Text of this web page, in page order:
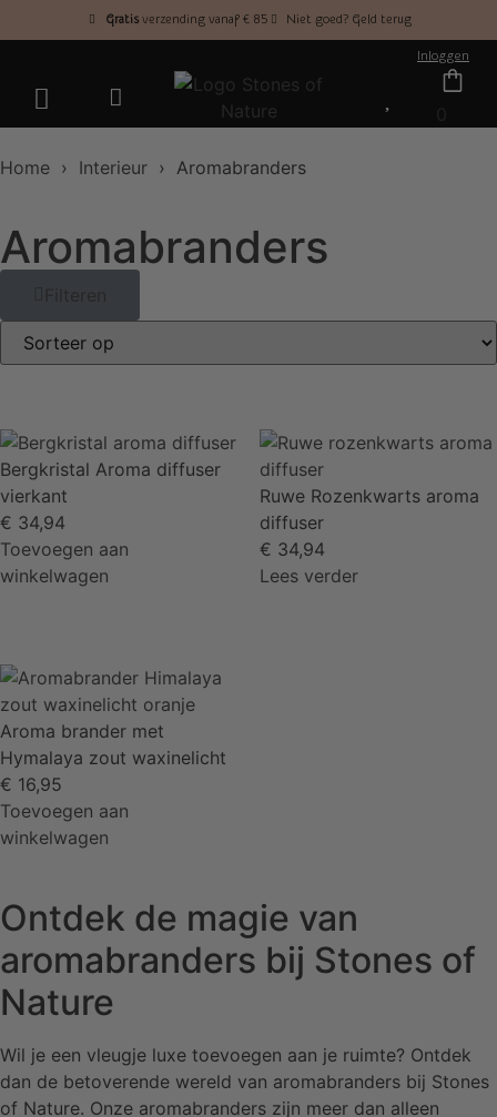
Gratisverzending vanaf € 85 Niet goed? Geld terug
Inloggen
Home › Interieur › Aromabranders
Aromabranders
Filteren
Bergkristal Aroma diffuser
vierkant
€ 34,94
Toevoegen aan
winkelwagen
Ruwe Rozenkwarts aroma
diffuser
€ 34,94
Lees verder
Aroma brander met
Hymalaya zout waxinelicht
€ 16,95
Toevoegen aan
winkelwagen
Ontdek de magie van
aromabranders bij Stones of
Nature
Wil je een vleugje luxe toevoegen aan je ruimte? Ontdek
dan de betoverende wereld van aromabranders bij Stones
of Nature. Onze aromabranders zijn meer dan alleen